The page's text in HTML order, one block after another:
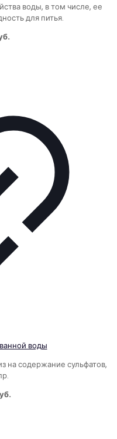
воды, в том числе, ее
для питья.
воды
на содержание сульфатов,